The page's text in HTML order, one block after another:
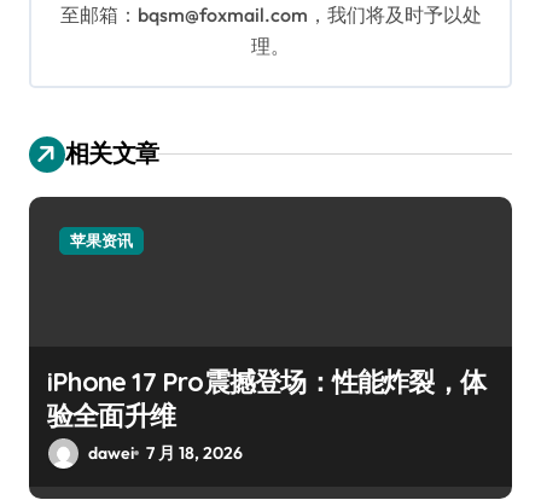
至邮箱：bqsm@foxmail.com，我们将及时予以处
理。
相关文章
苹果资讯
iPhone 17 Pro震撼登场：性能炸裂，体
验全面升维
dawei 7 月 18, 2026